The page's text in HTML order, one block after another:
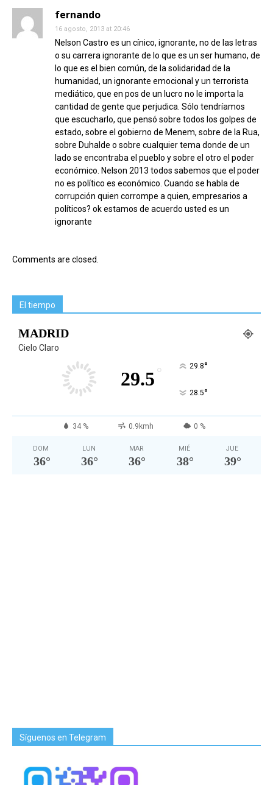
fernando
16 agosto, 2013 at 20:46
Nelson Castro es un cínico, ignorante, no de las letras
o su carrera ignorante de lo que es un ser humano, de
lo que es el bien común, de la solidaridad de la
humanidad, un ignorante emocional y un terrorista
mediático, que en pos de un lucro no le importa la
cantidad de gente que perjudica. Sólo tendríamos
que escucharlo, que pensó sobre todos los golpes de
estado, sobre el gobierno de Menem, sobre de la Rua,
sobre Duhalde o sobre cualquier tema donde de un
lado se encontraba el pueblo y sobre el otro el poder
económico. Nelson 2013 todos sabemos que el poder
no es político es económico. Cuando se habla de
corrupción quien corrompe a quien, empresarios a
políticos? ok estamos de acuerdo usted es un
ignorante
Comments are closed.
El tiempo
MADRID
Cielo Claro
29.5 ° 29.8°
28.5°
34 % 0.9kmh 0 %
DOM
36°
LUN
36°
MAR
36°
MIÉ
38°
JUE
39°
Síguenos en Telegram